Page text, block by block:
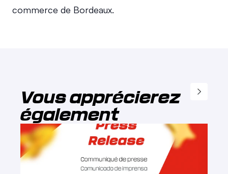
commerce de Bordeaux.
Vous apprécierez
également